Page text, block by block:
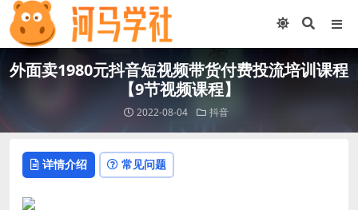
外面卖1980元抖音短视频带货付费投流培训课程
【9节视频课程】
2022-08-04 抖音
详情介绍 常见问题